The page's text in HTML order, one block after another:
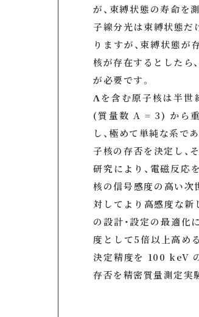
が、束縛状態の寿命を
子線分光は束縛状態だ
りますが、束縛状態
核が存在するとしたら
が必要です。
Λを含む原子核は半世
(質量数 A = 3) から
し、極めて単純な系
子核の存否を決定し、
研究により、電磁反応
核の信号感度の高い次
対してより高感度な新
の設計・設定の最適化
度として5倍以上高め
決定精度を 100 keV
存否を精密質量測定実